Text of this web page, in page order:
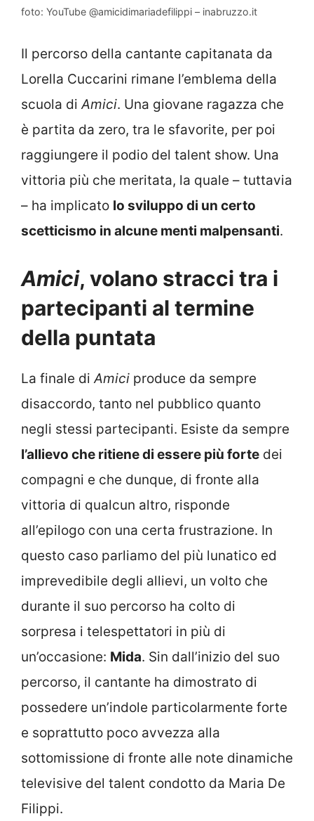
foto: YouTube @amicidimariadefilippi – inabruzzo.it
Il percorso della cantante capitanata da
Lorella Cuccarini rimane l’emblema della
scuola diAmici. Una giovane ragazza che
è partita da zero, tra le sfavorite, per poi
raggiungere il podio del talent show. Una
vittoria più che meritata, la quale – tuttavia
– ha implicato lo sviluppo di un certo
scetticismo in alcune menti malpensanti.
Amici, volano stracci tra i
partecipanti al termine
della puntata
La finale diAmici produce da sempre
disaccordo, tanto nel pubblico quanto
negli stessi partecipanti. Esiste da sempre
l’allievo che ritiene di essere più forte dei
compagni e che dunque, di fronte alla
vittoria di qualcun altro, risponde
all’epilogo con una certa frustrazione. In
questo caso parliamo del più lunatico ed
imprevedibile degli allievi, un volto che
durante il suo percorso ha colto di
sorpresa i telespettatori in più di
un’occasione: Mida. Sin dall’inizio del suo
percorso, il cantante ha dimostrato di
possedere un’indole particolarmente forte
e soprattutto poco avvezza alla
sottomissione di fronte alle note dinamiche
televisive del talent condotto da Maria De
Filippi.